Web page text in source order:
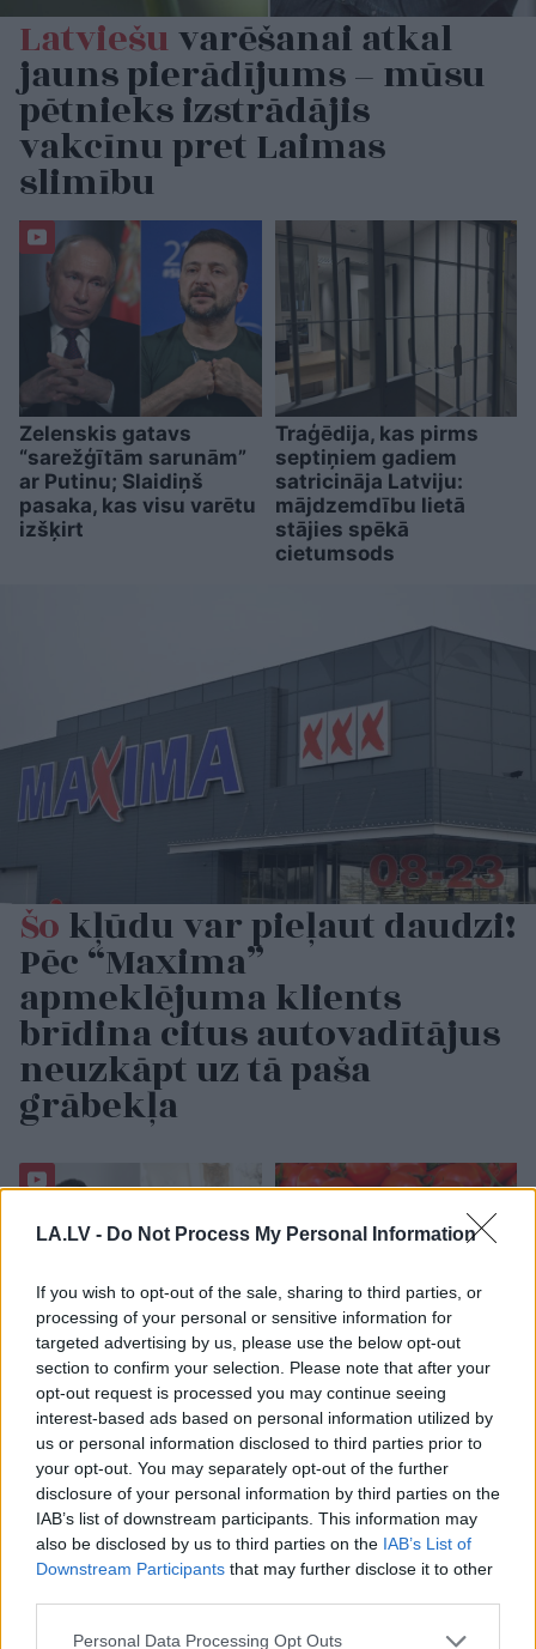
LA.LV - Do Not Process My Personal Information
If you wish to opt-out of the sale, sharing to third parties, or
processing of your personal or sensitive information for
targeted advertising by us, please use the below opt-out
section to confirm your selection. Please note that after your
opt-out request is processed you may continue seeing
interest-based ads based on personal information utilized by
us or personal information disclosed to third parties prior to
your opt-out. You may separately opt-out of the further
disclosure of your personal information by third parties on the
IAB’s list of downstream participants. This information may
also be disclosed by us to third parties on the IAB’s List of
Downstream Participants that may further disclose it to other
Please note that this website/app uses one or more Google
Personal Data Processing Opt Outs
Latviešuvarēšanai atkal
jauns pierādījums – mūsu
pētnieks izstrādājis
vakcīnu pret Laimas
slimību
Zelenskis gatavs
“sarežģītām sarunām”
ar Putinu; Slaidiņš
pasaka, kas visu varētu
izšķirt
Traģēdija, kas pirms
septiņiem gadiem
satricināja Latviju:
mājdzemdību lietā
stājies spēkā
cietumsods
Šokļūdu var pieļaut daudzi!
Pēc “Maxima”
apmeklējuma klients
brīdina citus autovadītājus
neuzkāpt uz tā paša
grābekļa
Bez diploma, darba un
izbijis slepkava!? Vai
tiešām jebkurš var
kandidēt Saeimas
vēlēšanās, skaidro
advokāts
FOTO.“Vai tas ir
normāli?” Guntars
veikalā nopērk tomātu,
taču, pārgriežot to uz
pusēm, viņu sagaida
pārsteigums